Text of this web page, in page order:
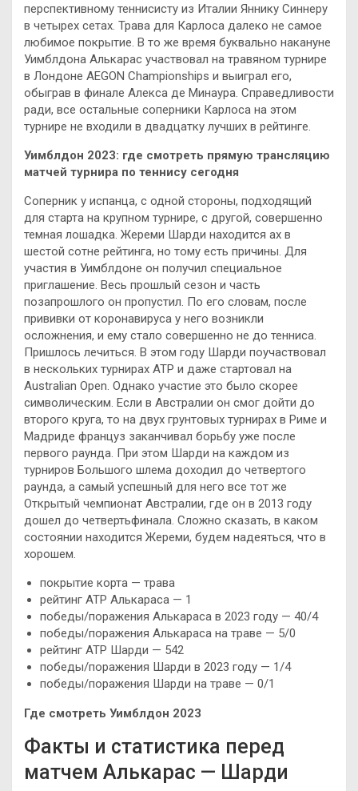
перспективному теннисисту из Италии Яннику Синнеру
в четырех сетах. Трава для Карлоса далеко не самое
любимое покрытие. В то же время буквально накануне
Уимблдона Алькарас участвовал на травяном турнире
в Лондоне AEGON Championships и выиграл его,
обыграв в финале Алекса де Минаура. Справедливости
ради, все остальные соперники Карлоса на этом
турнире не входили в двадцатку лучших в рейтинге.
Уимблдон 2023: где смотреть прямую трансляцию
матчей турнира по теннису сегодня
Соперник у испанца, с одной стороны, подходящий
для старта на крупном турнире, с другой, совершенно
темная лошадка. Жереми Шарди находится ах в
шестой сотне рейтинга, но тому есть причины. Для
участия в Уимблдоне он получил специальное
приглашение. Весь прошлый сезон и часть
позапрошлого он пропустил. По его словам, после
прививки от коронавируса у него возникли
осложнения, и ему стало совершенно не до тенниса.
Пришлось лечиться. В этом году Шарди поучаствовал
в нескольких турнирах АТР и даже стартовал на
Australian Open. Однако участие это было скорее
символическим. Если в Австралии он смог дойти до
второго круга, то на двух грунтовых турнирах в Риме и
Мадриде француз заканчивал борьбу уже после
первого раунда. При этом Шарди на каждом из
турниров Большого шлема доходил до четвертого
раунда, а самый успешный для него все тот же
Открытый чемпионат Австралии, где он в 2013 году
дошел до четвертьфинала. Сложно сказать, в каком
состоянии находится Жереми, будем надеяться, что в
хорошем.
покрытие корта — трава
рейтинг ATP Алькараса — 1
победы/поражения Алькараса в 2023 году — 40/4
победы/поражения Алькараса на траве — 5/0
рейтинг ATP Шарди — 542
победы/поражения Шарди в 2023 году — 1/4
победы/поражения Шарди на траве — 0/1
Где смотреть Уимблдон 2023
Факты и статистика перед
матчем Алькарас — Шарди